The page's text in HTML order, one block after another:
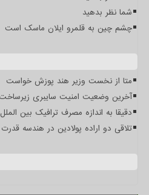
شما نظر بدهید
چشم چین به قلمرو ایلان ماسک است
متا از نخست وزیر هند پوزش خواست
آخرین وضعیت امنیت سایبری
دقیقا به اندازه مصرف ترافیک بین
تلاقی دو اراده پولادین در هندسه قدرت